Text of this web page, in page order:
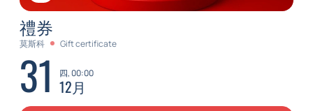
禮券
莫斯科 Gift certificate
31 四, 00:00
12月